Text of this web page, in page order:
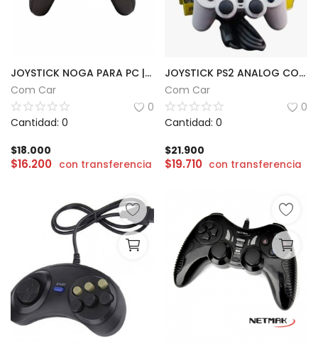
JOYSTICK NOGA PARA PC | NG-2131
Com Car
0
Cantidad: 0
$18.000
$16.200 con transferencia
JOYSTICK PS2 ANALOG CONTROLLER 2
Com Car
0
Cantidad: 0
$21.900
$19.710 con transferencia